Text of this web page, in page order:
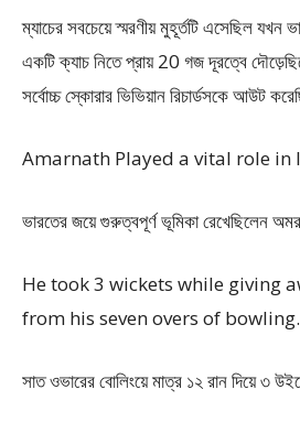
ম্যাচের সবচেয়ে স্মরণীয় মুহূর্তটি এসেছিল যখন
একটি ক্যাচ নিতে প্রায় 20 গজ দূরত্বে
সর্বোচ্চ স্কোরার ভিভিয়ান রিচার্ডসকে আউট
Amarnath Played a vital role in
ভারতের জয়ে গুরুত্বপূর্ণ ভূমিকা রেখেছিলেন
He took 3 wickets while giving
from his seven overs of bowling.
সাত ওভারের বোলিংয়ে মাত্র ১২ রান দিয়ে ৩